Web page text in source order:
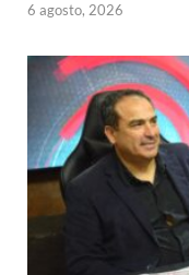
6 agosto, 2026